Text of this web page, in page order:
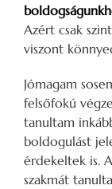
Azért csak
viszont
Jómagam
felsőfokú
tanultam
boldogulást
érdekeltek is.
szakmát